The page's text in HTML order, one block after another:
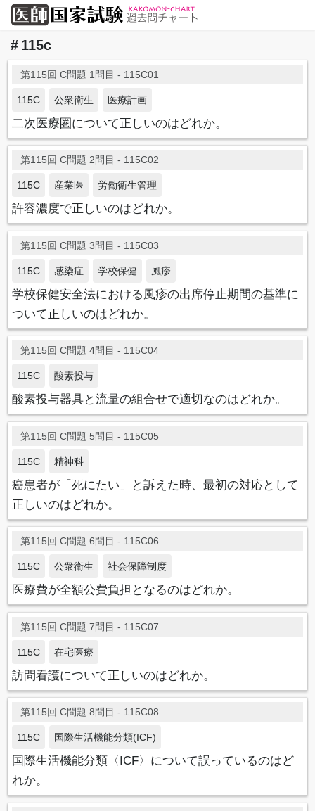
115c
第115回 C問題 1問目 - 115C01
115C 公衆衛生 医療計画
二次医療圏について正しいのはどれか。
第115回 C問題 2問目 - 115C02
115C 産業医 労働衛生管理
許容濃度で正しいのはどれか。
第115回 C問題 3問目 - 115C03
115C 感染症 学校保健 風疹
学校保健安全法における風疹の出席停止期間の基準に
ついて正しいのはどれか。
第115回 C問題 4問目 - 115C04
115C 酸素投与
酸素投与器具と流量の組合せで適切なのはどれか。
第115回 C問題 5問目 - 115C05
115C 精神科
癌患者が「死にたい」と訴えた時、最初の対応として
正しいのはどれか。
第115回 C問題 6問目 - 115C06
115C 公衆衛生 社会保障制度
医療費が全額公費負担となるのはどれか。
第115回 C問題 7問目 - 115C07
115C 在宅医療
訪問看護について正しいのはどれか。
第115回 C問題 8問目 - 115C08
115C 国際生活機能分類(ICF)
国際生活機能分類〈ICF〉について誤っているのはど
れか。